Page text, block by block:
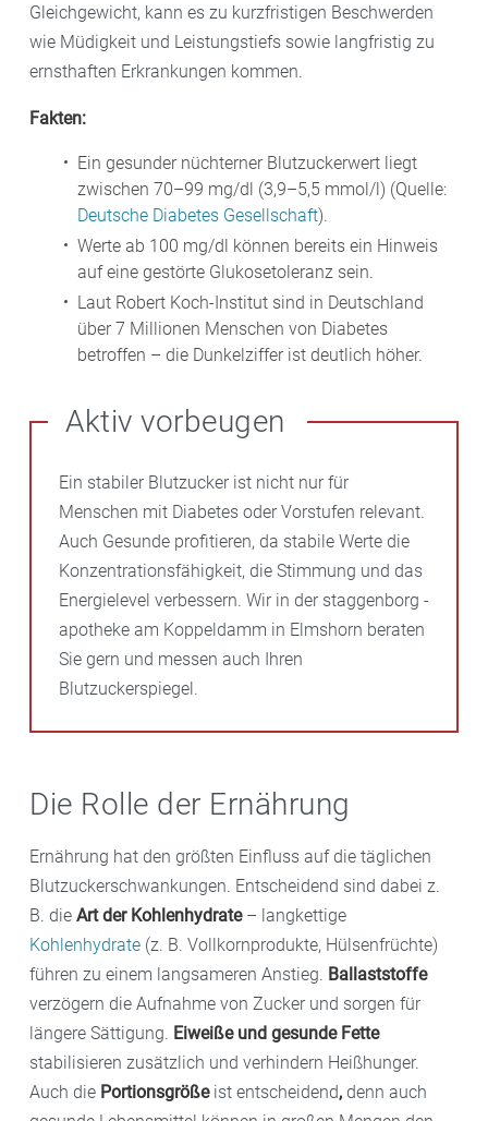
Gleichgewicht, kann es zu kurzfristigen Beschwerden
wie Müdigkeit und Leistungstiefs sowie langfristig zu
ernsthaften Erkrankungen kommen.
Fakten:
Ein gesunder nüchterner Blutzuckerwert liegt
zwischen 70–99 mg/dl (3,9–5,5 mmol/l) (Quelle:
Deutsche Diabetes Gesellschaft).
Werte ab 100 mg/dl können bereits ein Hinweis
auf eine gestörte Glukosetoleranz sein.
Laut Robert Koch-Institut sind in Deutschland
über 7 Millionen Menschen von Diabetes
betroffen – die Dunkelziffer ist deutlich höher.
Aktiv vorbeugen
Ein stabiler Blutzucker ist nicht nur für
Menschen mit Diabetes oder Vorstufen relevant.
Auch Gesunde profitieren, da stabile Werte die
Konzentrationsfähigkeit, die Stimmung und das
Energielevel verbessern. Wir in der staggenborg -
apotheke am Koppeldamm in Elmshorn beraten
Sie gern und messen auch Ihren
Blutzuckerspiegel.
Die Rolle der Ernährung
Ernährung hat den größten Einfluss auf die täglichen
Blutzuckerschwankungen. Entscheidend sind dabei z.
B. die Art der Kohlenhydrate – langkettige
Kohlenhydrate (z. B. Vollkornprodukte, Hülsenfrüchte)
führen zu einem langsameren Anstieg. Ballaststoffe
verzögern die Aufnahme von Zucker und sorgen für
längere Sättigung. Eiweiße und gesunde Fette
stabilisieren zusätzlich und verhindern Heißhunger.
Auch die Portionsgrößeist entscheidend, denn auch